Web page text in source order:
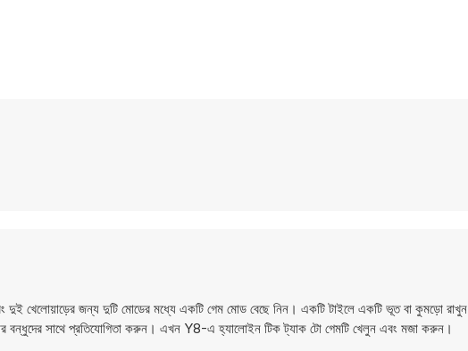
খেলোয়াড়ের জন্য দুটি মোডের মধ্যে একটি গেম মোড বেছে নিন। একটি টাইলে একটি ভূত বা কুমড়ো রাখুন
বন্ধুদের সাথে প্রতিযোগিতা করুন। এখন Y8-এ হ্যালোইন টিক ট্যাক টো গেমটি খেলুন এবং মজা করুন।